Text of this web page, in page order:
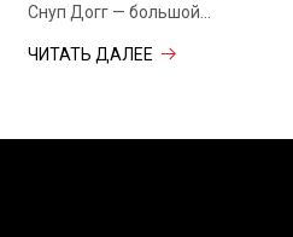
Снуп Догг — большой
ЧИТАТЬ ДАЛЕЕ